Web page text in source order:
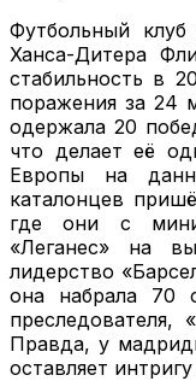
Футбольный
Ханса-Дитера
стабильность в
поражения за 24
одержала 20
что делает её
Европы на
каталонцев
где они с
«Леганес» на
лидерство
она набрала 70
Правда, у
оставляет